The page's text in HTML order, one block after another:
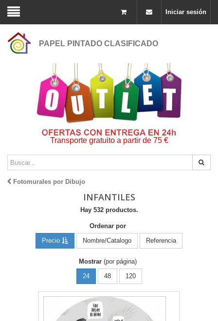
Iniciar sesión
PAPEL PINTADO CLASIFICADO
Transporte gratuito a partir de 75 €
Fotomurales por Dibujo
INFANTILES
Hay 532 productos.
Ordenar por
Precio
Nombre/Catalogo Referencia
Mostrar (por página)
24
48 120